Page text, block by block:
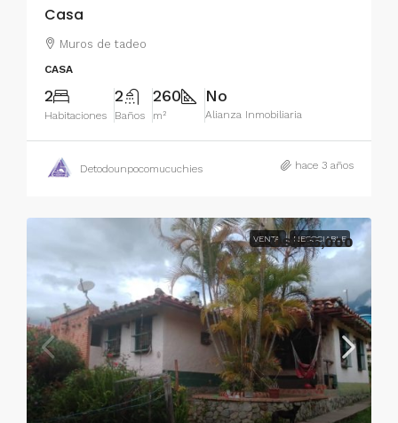
Casa
Muros de tadeo
CASA
2
Habitaciones
2
Baños
260
m²
No
Alianza Inmobiliaria
Detodounpocomucuchies hace 3 años
VENTA NEGOCIABLE
US$ 55,000